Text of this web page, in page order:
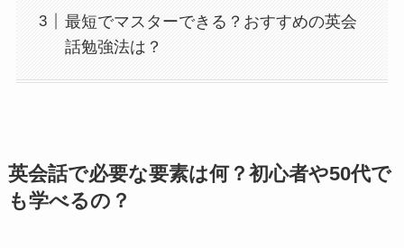
最短でマスターできる？おすすめの英会
話勉強法は？
英会話で必要な要素は何？初心者や50代で
も学べるの？